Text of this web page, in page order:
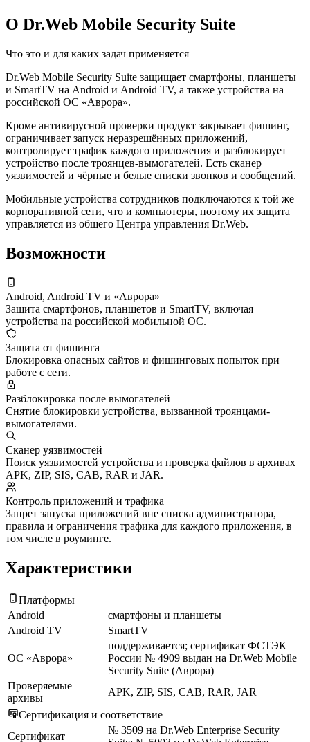
О Dr.Web Mobile Security Suite
Что это и для каких задач применяется
Dr.Web Mobile Security Suite защищает смартфоны, планшеты
и SmartTV на Android и Android TV, а также устройства на
российской ОС «Аврора».
Кроме антивирусной проверки продукт закрывает фишинг,
ограничивает запуск неразрешённых приложений,
контролирует трафик каждого приложения и разблокирует
устройство после троянцев-вымогателей. Есть сканер
уязвимостей и чёрные и белые списки звонков и сообщений.
Мобильные устройства сотрудников подключаются к той же
корпоративной сети, что и компьютеры, поэтому их защита
управляется из общего Центра управления Dr.Web.
Возможности
Android, Android TV и «Аврора»
Защита смартфонов, планшетов и SmartTV, включая
устройства на российской мобильной ОС.
Защита от фишинга
Блокировка опасных сайтов и фишинговых попыток при
работе с сети.
Разблокировка после вымогателей
Снятие блокировки устройства, вызванной троянцами-
вымогателями.
Сканер уязвимостей
Поиск уязвимостей устройства и проверка файлов в архивах
APK, ZIP, SIS, CAB, RAR и JAR.
Контроль приложений и трафика
Запрет запуска приложений вне списка администратора,
правила и ограничения трафика для каждого приложения, в
том числе в роуминге.
Характеристики
Платформы
Android
смартфоны и планшеты
Android TV
SmartTV
ОС «Аврора»
поддерживается; сертификат ФСТЭК
России № 4909 выдан на Dr.Web Mobile
Security Suite (Аврора)
Проверяемые
архивы
APK, ZIP, SIS, CAB, RAR, JAR
Сертификация и соответствие
Сертификат
№ 3509 на Dr.Web Enterprise Security